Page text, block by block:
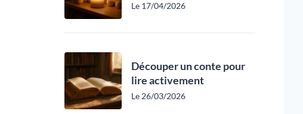
Le 17/04/2026
Découper un conte pour
lire activement
Le 26/03/2026